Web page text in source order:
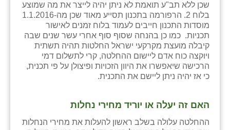
שכן ללא תב"ע תואמת לא ניתן יהיה לייצר את מה שמוצע
בלוח 2. הרפורמה בתכנון תסייע מאוד שכן מה-1.1.2016
מוסדות התכנון חייבים לעמוד בלוח זמנים לאישור
תכניות. כמו כן בהנחה שסוף סוף אחרי עשר שנים שבה
קיבלה מועצת מקרקעי ישראל החלטות תהיה תשתית
ויוקצה כוח אדם ליישום ההחלטה, קרי לתשלום דמי
הרכישה שיאפשרו את היוון הזכויות ופיצולן על פי תכנית,
כי אז יהיה ניתן ליישם את התכנית.
האם זה יעלה או יוריד מחירי נחלות
ההחלטה עלולה בשלב ראשון להעלות את מחירי הנחלות